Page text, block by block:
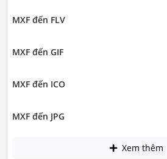
MXF đến FLV
MXF đến GIF
MXF đến ICO
MXF đến JPG
Xem thêm